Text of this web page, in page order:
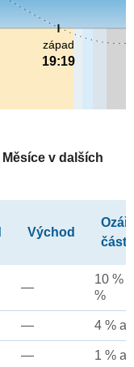
západ
19:19
Měsíce v dalších
Východ
část
—
10 %
%
— 4 %
— 1 %